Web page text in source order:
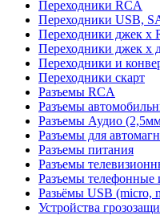
Переходники RCA
Переходники USB,
Переходники джек х
Переходники джек х
Переходники и
Переходники скарт
Разъемы RCA
Разъемы
Разъемы Аудио
Разъемы для
Разъемы питания
Разъемы
Разъемы телефонные
Разьёмы USB (micro,
Устройства